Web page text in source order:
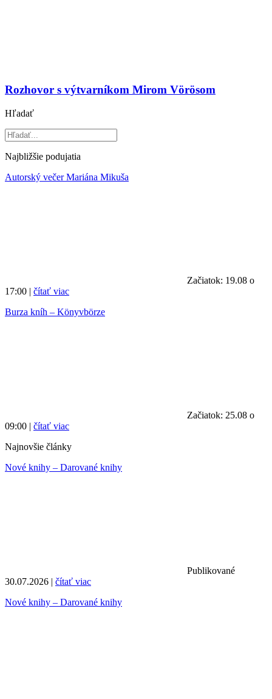
Rozhovor s výtvarníkom Mirom Vörösom
Hľadať
Najbližšie podujatia
Autorský večer Mariána Mikuša
Začiatok: 19.08 o
17:00 | čítať viac
Burza kníh – Könyvbörze
Začiatok: 25.08 o
09:00 | čítať viac
Najnovšie články
Nové knihy – Darované knihy
Publikované
30.07.2026 | čítať viac
Nové knihy – Darované knihy